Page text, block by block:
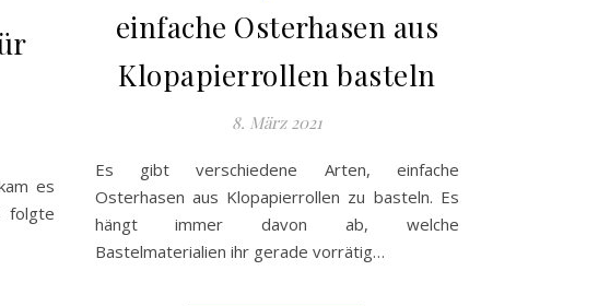
es
folgte
einfache Osterhasen aus
Klopapierrollen basteln
8. März 2021
Es gibt verschiedene Arten, einfache
Osterhasen aus Klopapierrollen zu basteln. Es
hängt immer davon ab, welche
Bastelmaterialien ihr gerade vorrätig…